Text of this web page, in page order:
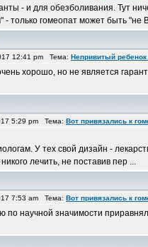
- и для обезболивания. Тут
только гомеопат может быть "не
12:41 pm Тема: Непривитый ребенок
хорошо, но не является
5:29 pm Тема: Вот привязались к
У тех свой дизайн -
лечить, не поставив пер ...
7:53 am Тема: Вот привязались к
по научной значимости